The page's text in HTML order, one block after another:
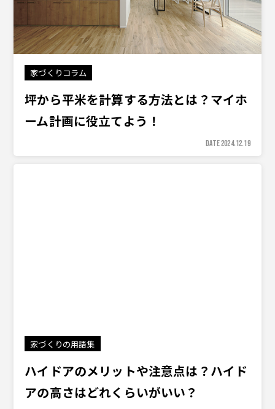
家づくりコラム
坪から平米を計算する方法とは？マイホ
ーム計画に役立てよう！
DATE 2024.12.19
家づくりの用語集
ハイドアのメリットや注意点は？ハイド
アの高さはどれくらいがいい？